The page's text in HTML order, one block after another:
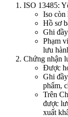
ISO 13485:
Iso còn
Hồ sơ
Ghi
Phạm
lưu
Chứng nhận
Được
Ghi
phẩm,
Trên
được
xuất